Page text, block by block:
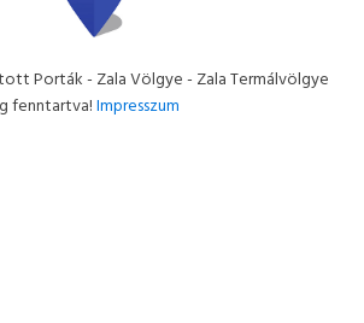
Porták - Zala Völgye - Zala Termálvölgye
fenntartva!Impresszum